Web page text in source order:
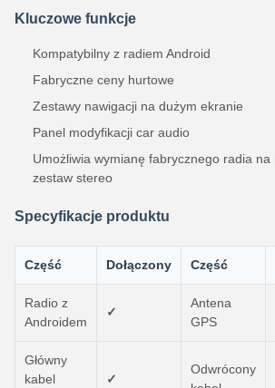
Kluczowe funkcje
Kompatybilny z radiem Android
Fabryczne ceny hurtowe
Zestawy nawigacji na dużym ekranie
Panel modyfikacji car audio
Umożliwia wymianę fabrycznego radia na
zestaw stereo
Specyfikacje produktu
Część Dołączony Część
Radio z
Androidem
✓
Antena
GPS
Główny
kabel
✓
Odwrócony